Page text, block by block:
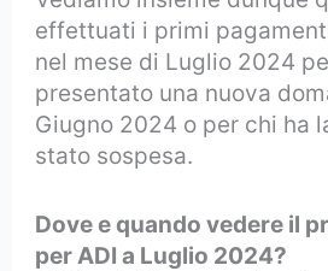
effettuati i primi
nel mese di Luglio 2024
presentato una nuova
Giugno 2024 o per chi ha
stato sospesa.
Dove e quando vedere il
per ADI a Luglio 2024?